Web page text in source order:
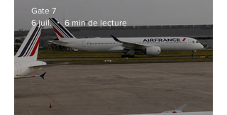
Gate 7
6 juil.
6 min de lecture